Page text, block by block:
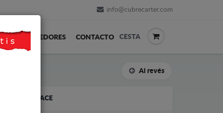
info@cubrecarter.com
REVENDEDORES CONTACTO CESTA
Al revés
PROACE